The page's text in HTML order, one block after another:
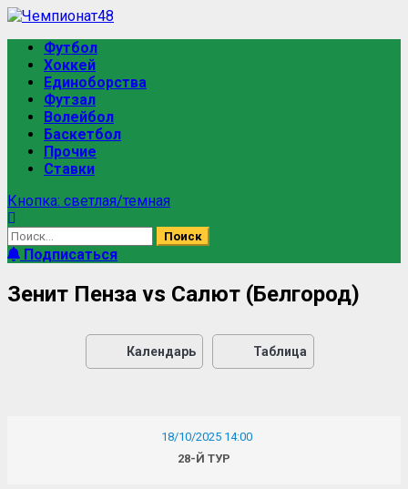
Футбол
Хоккей
Единоборства
Футзал
Волейбол
Баскетбол
Прочие
Ставки
Кнопка: светлая/темная
Подписаться
Зенит Пенза vs Салют (Белгород)
Календарь Таблица
18/10/2025 14:00
28-Й ТУР